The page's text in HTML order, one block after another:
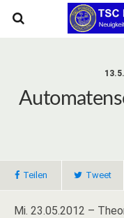
Teilen Tweet
Mi. 23.05.2012 –